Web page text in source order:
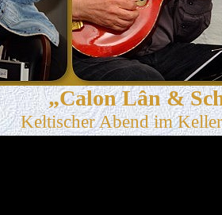
„Calon Lân &
Keltischer Abend im